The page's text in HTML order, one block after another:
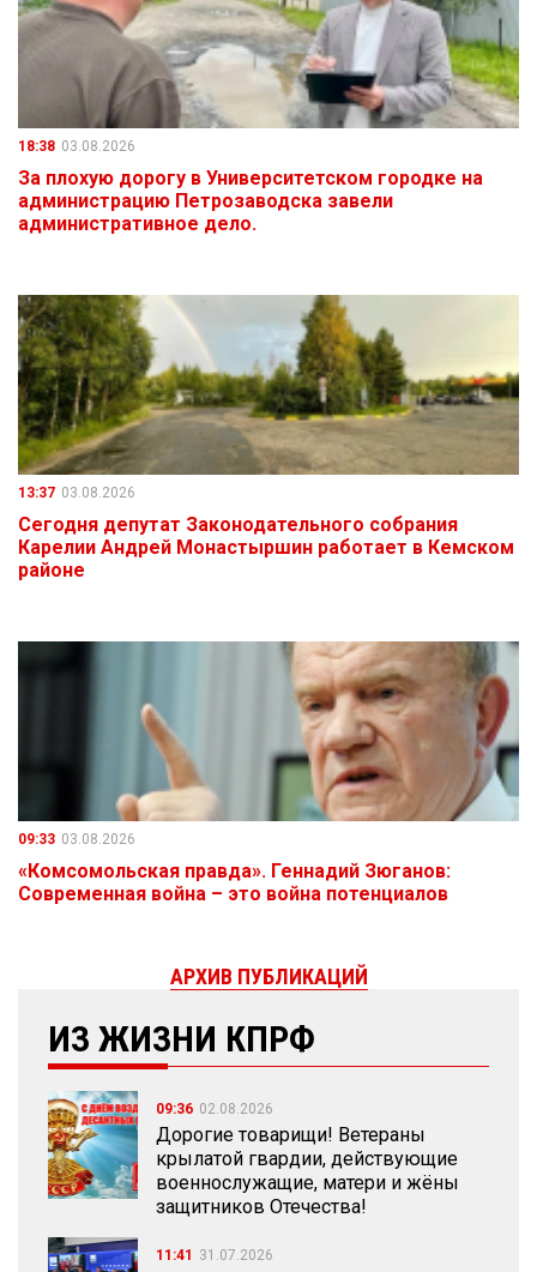
ИЗ ЖИЗНИ КПРФ
09:36 02.08.2026
Дорогие товарищи! Ветераны
крылатой гвардии, действующие
военнослужащие, матери и жёны
защитников Отечества!
11:41 31.07.2026
18:38 03.08.2026
За плохую дорогу в Университетском городке на
администрацию Петрозаводска завели
административное дело.
13:37 03.08.2026
Сегодня депутат Законодательного собрания
Карелии Андрей Монастыршин работает в Кемском
районе
09:33 03.08.2026
«Комсомольская правда». Геннадий Зюганов:
Современная война – это война потенциалов
АРХИВ ПУБЛИКАЦИЙ